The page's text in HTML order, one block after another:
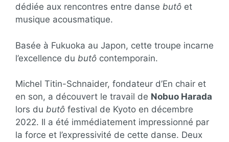
dédiée aux rencontres entre danse butô et
musique acousmatique.
Basée à Fukuoka au Japon, cette troupe incarne
l’excellence du butô contemporain.
Michel Titin-Schnaider, fondateur d’En chair et
en son, a découvert le travail de Nobuo Harada
lors du butô festival de Kyoto en décembre
2022. Il a été immédiatement impressionné par
la force et l’expressivité de cette danse. Deux